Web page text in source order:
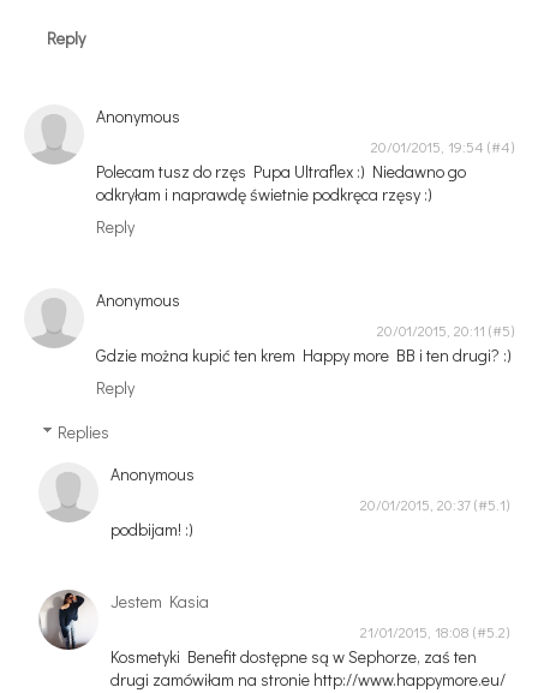
Reply
Anonymous
20/01/2015, 19:54
Polecam tusz do rzęs Pupa Ultraflex :) Niedawno go
odkryłam i naprawdę świetnie podkręca rzęsy :)
Reply
Anonymous
20/01/2015, 20:11
Gdzie można kupić ten krem Happy more BB i ten drugi? :)
Reply
Replies
Anonymous
20/01/2015, 20:37
podbijam! :)
Jestem Kasia
21/01/2015, 18:08
Kosmetyki Benefit dostępne są w Sephorze, zaś ten
drugi zamówiłam na stronie http://www.happymore.eu/